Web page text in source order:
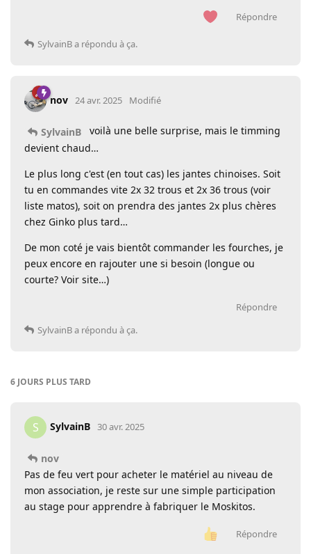
Répondre
SylvainBa répondu à ça.
nov 24 avr. 2025 Modifié
SylvainB
voilà une belle surprise, mais le timming
devient chaud…
Le plus long c'est (en tout cas) les jantes chinoises. Soit
tu en commandes vite 2x 32 trous et 2x 36 trous (voir
liste matos), soit on prendra des jantes 2x plus chères
chez Ginko plus tard…
De mon coté je vais bientôt commander les fourches, je
peux encore en rajouter une si besoin (longue ou
courte? Voir site…)
Répondre
SylvainBa répondu à ça.
6 JOURS PLUS TARD
S SylvainB 30 avr. 2025
nov
Pas de feu vert pour acheter le matériel au niveau de
mon association, je reste sur une simple participation
au stage pour apprendre à fabriquer le Moskitos.
Répondre